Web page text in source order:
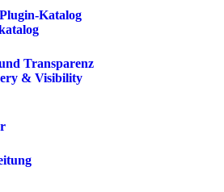
Katalog
Transparenz
& Visibility